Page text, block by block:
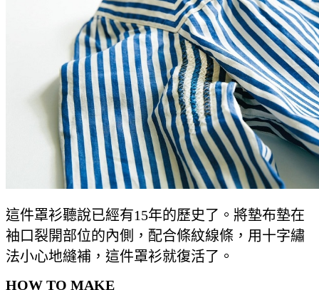
這件罩衫聽說已經有15年的歷史了。將墊布墊在
袖口裂開部位的內側，配合條紋線條，用十字繡
法小心地縫補，這件罩衫就復活了。
HOW TO MAKE